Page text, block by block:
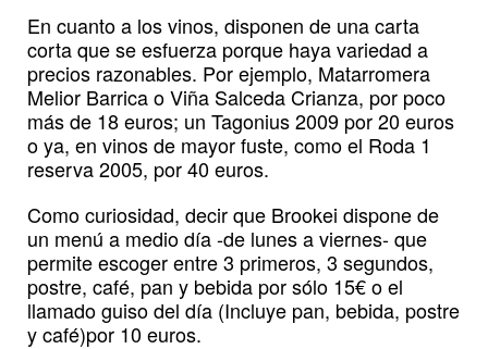
En cuanto a los vinos, disponen de una carta
corta que se esfuerza porque haya variedad a
precios razonables. Por ejemplo, Matarromera
Melior Barrica o Viña Salceda Crianza, por poco
más de 18 euros; un Tagonius 2009 por 20 euros
o ya, en vinos de mayor fuste, como el Roda 1
reserva 2005, por 40 euros.
Como curiosidad, decir que Brookei dispone de
un menú a medio día -de lunes a viernes- que
permite escoger entre 3 primeros, 3 segundos,
postre, café, pan y bebida por sólo 15€ o el
llamado guiso del día (Incluye pan, bebida, postre
y café)por 10 euros.